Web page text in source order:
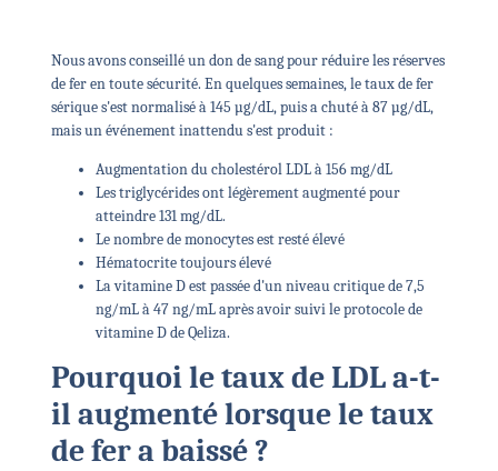
Nous avons conseillé un don de sang pour réduire les réserves
de fer en toute sécurité. En quelques semaines, le taux de fer
sérique s'est normalisé à 145 µg/dL, puis a chuté à 87 µg/dL,
mais un événement inattendu s'est produit :
Augmentation du cholestérol LDL à 156 mg/dL
Les triglycérides ont légèrement augmenté pour
atteindre 131 mg/dL.
Le nombre de monocytes est resté élevé
Hématocrite toujours élevé
La vitamine D est passée d'un niveau critique de 7,5
ng/mL à 47 ng/mL après avoir suivi le protocole de
vitamine D de Qeliza.
Pourquoi le taux de LDL a-t-
il augmenté lorsque le taux
de fer a baissé ?